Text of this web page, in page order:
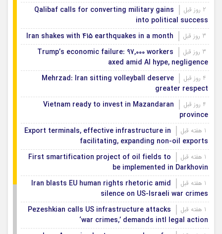
Qalibaf calls for converting military gains
into political success
Iran shakes with 415 earthquakes in a month
Trump’s economic failure: 97,000 workers
axed amid AI hype, negligence
Mehrzad: Iran sitting volleyball deserve
greater respect
Vietnam ready to invest in Mazandaran
province
Export terminals, effective infrastructure in
facilitating, expanding non-oil exports
First smartification project of oil fields to
be implemented in Darkhovin
Iran blasts EU human rights rhetoric amid
silence on US-Israeli war crimes
Pezeshkian calls US infrastructure attacks
‘war crimes,’ demands intl legal action